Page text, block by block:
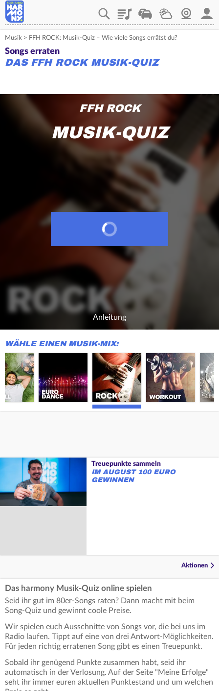
PlaylistVerkehrWetterWebcam
Musik > FFH ROCK: Musik-Quiz – Wie viele Songs errätst du?
Songs erraten
DAS FFH ROCK MUSIK-QUIZ
FFH ROCK
MUSIK-QUIZ
Anleitung
WÄHLE EINEN MUSIK-MIX:
Treuepunkte sammeln
IM AUGUST 100 EURO
GEWINNEN
Aktionen
Das harmony Musik-Quiz online spielen
Seid ihr gut im 80er-Songs raten? Dann macht mit beim
Song-Quiz und gewinnt coole Preise.
Wir spielen euch Ausschnitte von Songs vor, die bei uns im
Radio laufen. Tippt auf eine von drei Antwort-Möglichkeiten.
Für jeden richtig erratenen Song gibt es einen Treuepunkt.
Sobald ihr genügend Punkte zusammen habt, seid ihr
automatisch in der Verlosung. Auf der Seite "Meine Erfolge"
seht ihr immer euren aktuellen Punktestand und um welchen